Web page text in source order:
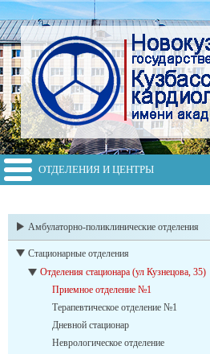
ОТДЕЛЕНИЯ И ЦЕНТРЫ
Амбулаторно-поликлинические отделения
Стационарные отделения
Отделения стационара (ул Кузнецова, 35)
Приемное отделение №1
Терапевтическое отделение №1
Дневной стационар
Неврологическое отделение